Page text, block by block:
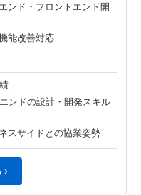
ンド・フロントエンド開
能改善対応
ンドの設計・開発スキル
スサイドとの協業姿勢
›